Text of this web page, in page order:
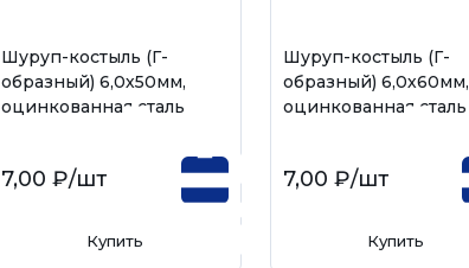
Шуруп-костыль (Г-
образный) 6,0х50мм,
оцинкованная сталь
7,00 ₽/шт
Купить
Шуруп-костыль (Г-
образный) 6,0х60мм,
оцинкованная сталь
7,00 ₽/шт
Купить